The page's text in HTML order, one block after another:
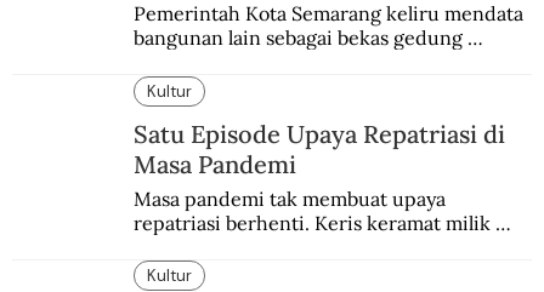
Pemerintah Kota Semarang keliru mendata
bangunan lain sebagai bekas gedung
Kultur
Satu Episode Upaya Repatriasi di
Masa Pandemi
Masa pandemi tak membuat upaya
repatriasi berhenti. Keris keramat milik
di periode yang sulit.
Kultur